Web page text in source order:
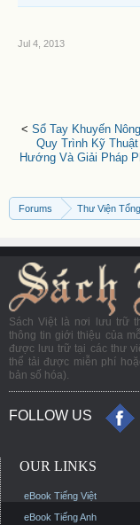
Jul 4, 2013
< Sổ Tay Khuyến
Quy Trình Kỹ
Hướng Và Giải Pháp
Forums Thư Viện
Sách Việt là nơi lưu trữ
thông tin giới thiệu của
được lưu trữ tại các thư
thể tải được miễn phí
bản số hóa).
FOLLOW US
OUR LINKS
eBook Tiếng Việt
eBook Tiếng Anh